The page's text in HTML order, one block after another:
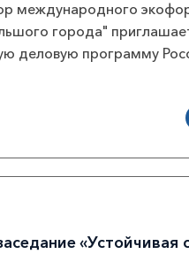
международного
города"
деловую программу
«Устойчивая